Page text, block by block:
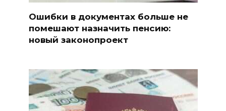
Ошибки в документах больше не
помешают назначить пенсию:
новый законопроект